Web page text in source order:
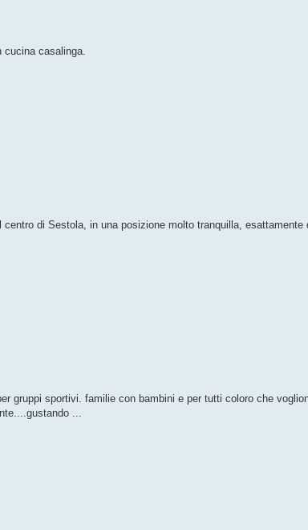
casalinga.
di Sestola, in una posizione molto tranquilla, esattamente
gruppi sportivi. familie con bambini e per tutti coloro che
...